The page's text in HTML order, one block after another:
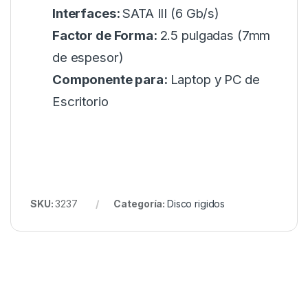
Interfaces:SATA III (6 Gb/s)
Factor de Forma: 2.5 pulgadas (7mm
de espesor)
Componente para: Laptop y PC de
Escritorio
SKU:3237 Categoría: Disco rigidos